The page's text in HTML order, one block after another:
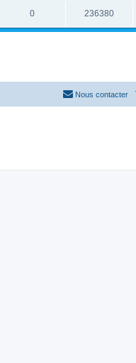
0 236380
Nous contacter